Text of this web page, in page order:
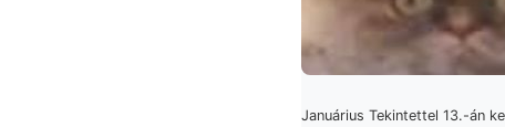
Januárius Tekintettel 13.-án